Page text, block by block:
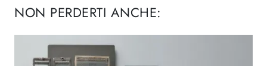
NON PERDERTI ANCHE: